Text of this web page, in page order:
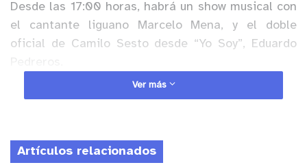
Desde las 17:00 horas, habrá un show musical con
el cantante liguano Marcelo Mena, y el doble
oficial de Camilo Sesto desde “Yo Soy”, Eduardo
Anuncio Patrocinado
anterior se reptie, pero a partir de las 12:00 horas.
En la tarde, de 17:00 a 20:00 horas, los cantantes
Ver más
Artículos relacionados